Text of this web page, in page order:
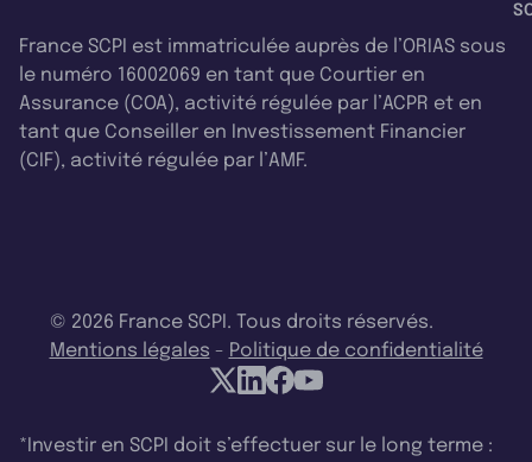
France SCPI est immatriculée auprès de l’ORIAS sous
le numéro 16002069 en tant que Courtier en
Assurance (COA), activité régulée par l’ACPR et en
tant que Conseiller en Investissement Financier
(CIF), activité régulée par l’AMF.
© 2026 France SCPI. Tous droits réservés.
Mentions légales - Politique de confidentialité
*Investir en SCPI doit s’effectuer sur le long terme :